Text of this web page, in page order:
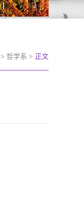
> 哲学系 > 正文